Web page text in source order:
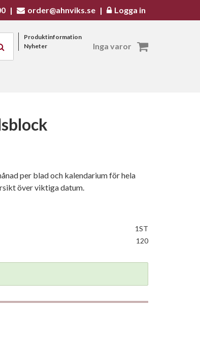
per blad och kalendarium för hela
över viktiga datum.
1ST
120
| order@ahnviks.se | Logga in
Produktinformation
Nyheter
Inga varor